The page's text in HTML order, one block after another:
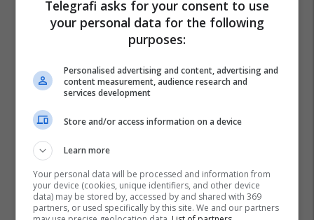
Telegrafi asks for your consent to use
your personal data for the following
purposes:
Personalised advertising and content, advertising and
content measurement, audience research and
services development
Store and/or access information on a device
Learn more
Your personal data will be processed and information from
your device (cookies, unique identifiers, and other device
data) may be stored by, accessed by and shared with 369
partners, or used specifically by this site. We and our partners